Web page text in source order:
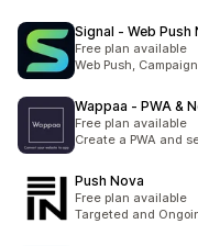
Signal ‑ Web
Free plan available
Web Push,
Wappaa ‑ PWA &
Free plan available
Create a PWA and
Push Nova
Free plan available
Targeted and